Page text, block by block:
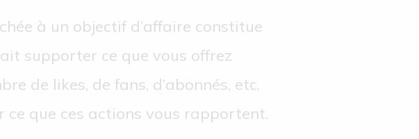
à un objectif d’affaire constitue
supporter ce que vous offrez
de likes, de fans, d’abonnés, etc.
ce que ces actions vous rapportent.